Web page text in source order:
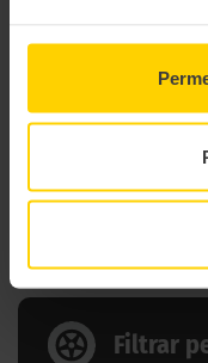
Gama
6 MIDES DEL
DUNLOP GT502
Filtrar